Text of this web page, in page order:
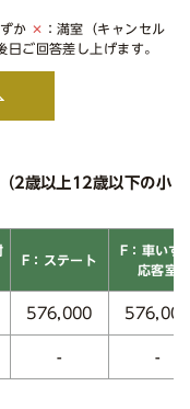
か ✕ ：満室（キャンセル
日ご回答差し上げます。
2歳以上12歳以下の小
F：ステート
F：車いす
応客室
576,000 576,000
- -